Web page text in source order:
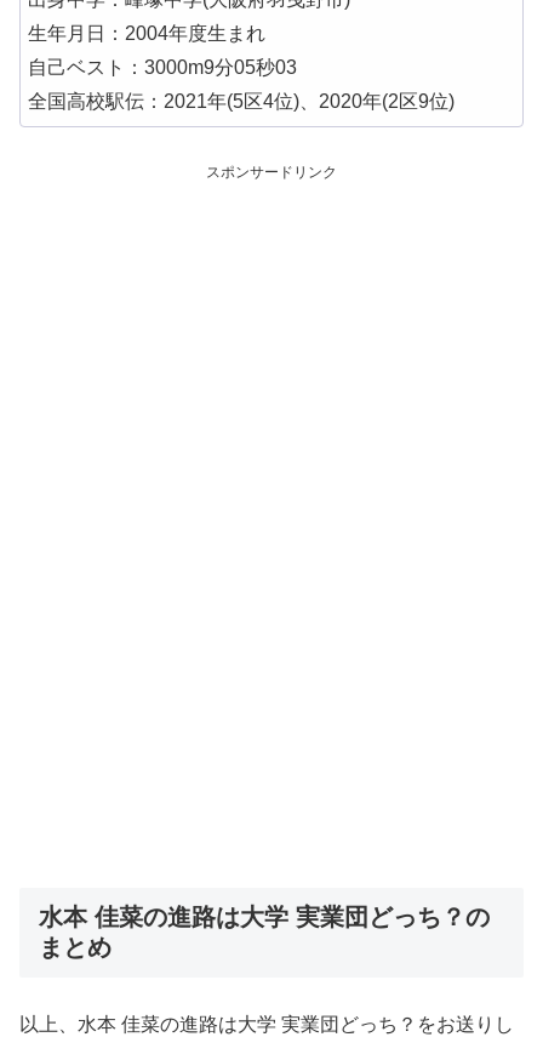
生年月日：2004年度生まれ
自己ベスト：3000m9分05秒03
全国高校駅伝：2021年(5区4位)、2020年(2区9位)
スポンサードリンク
水本 佳菜の進路は大学 実業団どっち？の
まとめ
以上、水本 佳菜の進路は大学 実業団どっち？をお送りし